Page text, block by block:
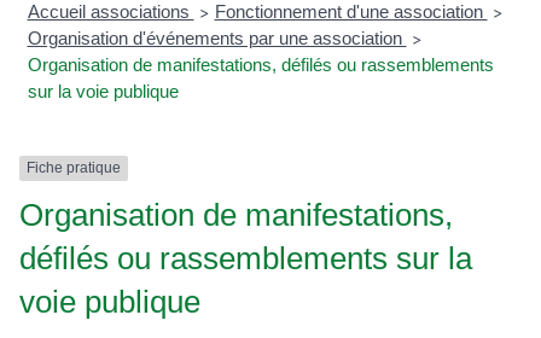
Accueil associations > Fonctionnement d'une association >
Organisation d'événements par une association >
Organisation de manifestations, défilés ou rassemblements
sur la voie publique
Fiche pratique
Organisation de manifestations,
défilés ou rassemblements sur la
voie publique